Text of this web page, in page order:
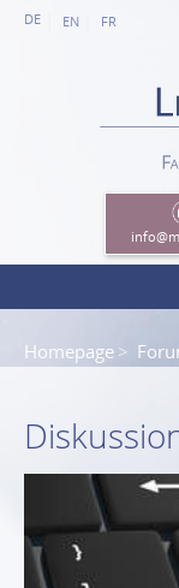
DE EN FR
Homepage
info